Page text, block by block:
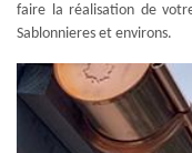
faire la réalisation de
Sablonnieres et environs.